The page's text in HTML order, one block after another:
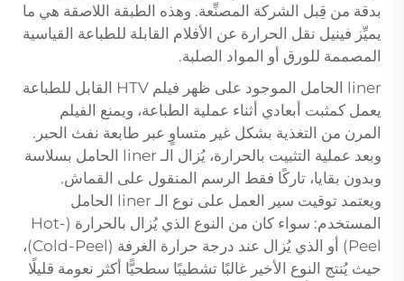
بدقة من قِبل الشركة المصنِّعة. وهذه الطبقة اللاصقة هي ما
يميِّز فينيل نقل الحرارة عن الأفلام القابلة للطباعة القياسية
المصممة للورق أو المواد الصلبة.
liner الحامل الموجود على ظهر فيلم HTV القابل للطباعة
يعمل كمثبت أبعادي أثناء عملية الطباعة، ويمنع الفيلم
المرن من التغذية بشكل غير متساوٍ عبر طابعة نفث الحبر.
وبعد عملية التثبيت بالحرارة، يُزال الـ liner الحامل بسلاسة
وبدون بقايا، تاركًا فقط الرسم المنقول على القماش.
ويعتمد توقيت سير العمل على نوع الـ liner الحامل
المستخدم: سواء كان من النوع الذي يُزال بالحرارة (Hot-
Peel) أو الذي يُزال عند درجة حرارة الغرفة (Cold-Peel)،
حيث يُنتج النوع الأخير غالبًا تشطيبًا سطحيًّا أكثر نعومة قليلًا